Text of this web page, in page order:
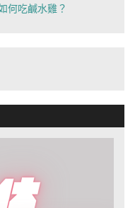
何吃鹹水雞？